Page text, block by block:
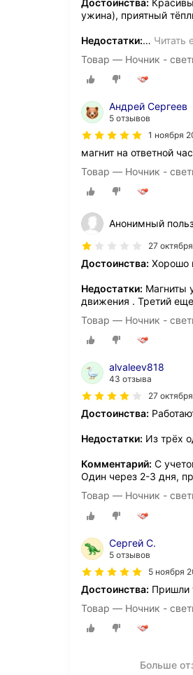
ужина), приятный
Недостатки:… Читать
Товар — Ночник -
Андрей Сергеев
5 отзывов
1 ноября
магнит на ответной
Товар — Ночник -
Анонимный
27
Достоинства: Хорошо
Недостатки: Магниты
движения . Третий
Товар — Ночник -
alvaleev818
43 отзыва
27
Достоинства:
Недостатки: Из трёх
Комментарий: С
Один через 2-3 дня,
Товар — Ночник -
Сергей С.
5 отзывов
5 ноября
Достоинства: Пришли
Товар — Ночник -
Больше